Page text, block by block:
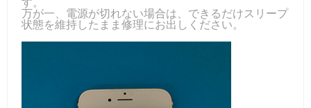
す。
万が一、電源が切れない場合は、できるだけスリープ
状態を維持したまま修理にお出しください。